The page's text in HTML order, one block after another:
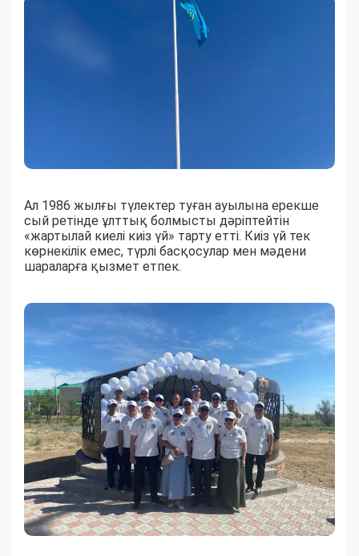
Ал 1986 жылғы түлектер туған ауылына ерекше
сый ретінде ұлттық болмысты дәріптейтін
«жартылай киелі киіз үй» тарту етті. Киіз үй тек
көрнекілік емес, түрлі басқосулар мен мәдени
шараларға қызмет етпек.